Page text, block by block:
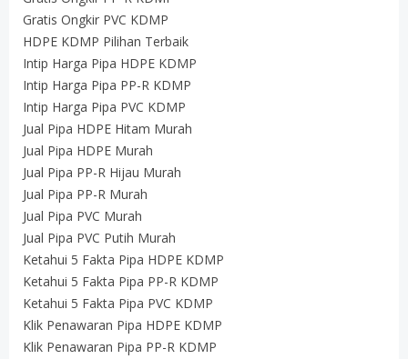
Gratis Ongkir PVC KDMP
HDPE KDMP Pilihan Terbaik
Intip Harga Pipa HDPE KDMP
Intip Harga Pipa PP-R KDMP
Intip Harga Pipa PVC KDMP
Jual Pipa HDPE Hitam Murah
Jual Pipa HDPE Murah
Jual Pipa PP-R Hijau Murah
Jual Pipa PP-R Murah
Jual Pipa PVC Murah
Jual Pipa PVC Putih Murah
Ketahui 5 Fakta Pipa HDPE KDMP
Ketahui 5 Fakta Pipa PP-R KDMP
Ketahui 5 Fakta Pipa PVC KDMP
Klik Penawaran Pipa HDPE KDMP
Klik Penawaran Pipa PP-R KDMP